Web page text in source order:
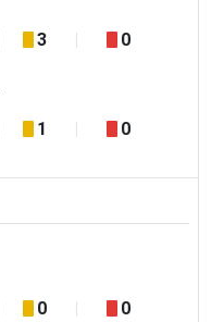
3 0
1 0
0 0